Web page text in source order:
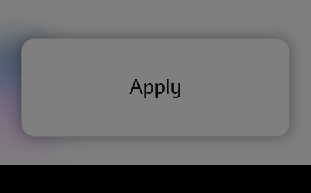
Apply